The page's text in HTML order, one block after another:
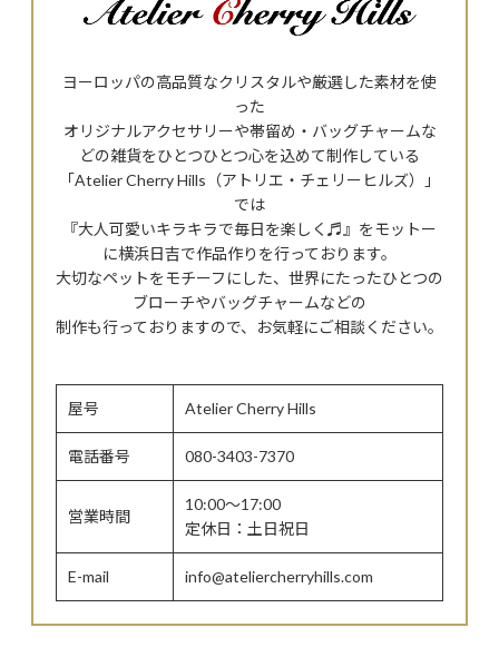
ヨーロッパの高品質なクリスタルや厳選した素材を使
った
オリジナルアクセサリーや帯留め・バッグチャームな
どの雑貨をひとつひとつ心を込めて制作している
「Atelier Cherry Hills（アトリエ・チェリーヒルズ）」
では
『大人可愛いキラキラで毎日を楽しく♬』をモットー
に横浜日吉で作品作りを行っております。
大切なペットをモチーフにした、世界にたったひとつの
ブローチやバッグチャームなどの
制作も行っておりますので、お気軽にご相談ください。
屋号 Atelier Cherry Hills
電話番号 080-3403-7370
営業時間
10:00～17:00
定休日：土日祝日
E-mail info@ateliercherryhills.com